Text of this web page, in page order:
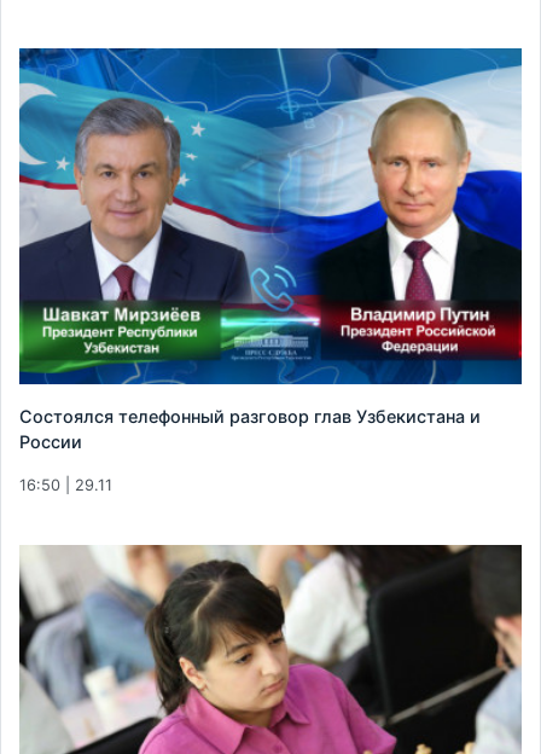
Состоялся телефонный разговор глав Узбекистана и
России
16:50 | 29.11